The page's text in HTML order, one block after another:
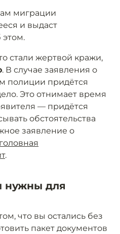
миграции
и выдаст
этом.
стали жертвой кражи,
. В случае заявления о
полиции придётся
Это отнимает время
— придётся
обстоятельства
заявление о
.
нужны для
что вы остались без
пакет документов